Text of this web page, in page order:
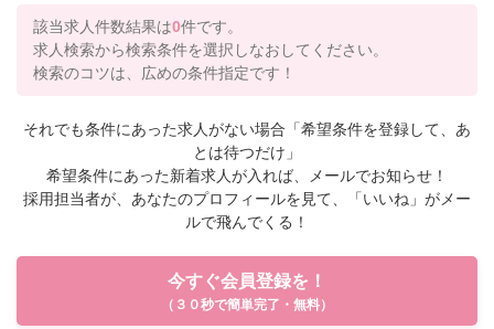
該当求人件数結果は0件です。
求人検索から検索条件を選択しなおしてください。
検索のコツは、広めの条件指定です！
それでも条件にあった求人がない場合「希望条件を登録して、あ
とは待つだけ」
希望条件にあった新着求人が入れば、メールでお知らせ！
採用担当者が、あなたのプロフィールを見て、「いいね」がメー
ルで飛んでくる！
今すぐ会員登録を！
（３０秒で簡単完了・無料）